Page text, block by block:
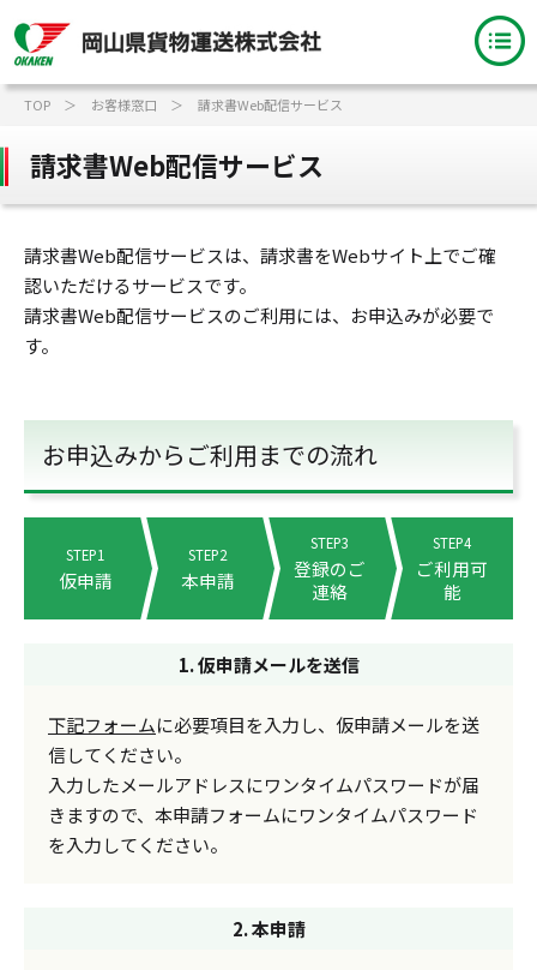
TOP お客様窓口 請求書Web配信サービス
請求書Web配信サービス
請求書Web配信サービスは、請求書をWebサイト上でご確
認いただけるサービスです。
請求書Web配信サービスのご利用には、お申込みが必要で
す。
お申込みからご利用までの流れ
STEP1
仮申請
STEP2
本申請
STEP3
登録のご
連絡
STEP4
ご利用可
能
1. 仮申請メールを送信
下記フォームに必要項目を入力し、仮申請メールを送
信してください。
入力したメールアドレスにワンタイムパスワードが届
きますので、本申請フォームにワンタイムパスワード
を入力してください。
2. 本申請